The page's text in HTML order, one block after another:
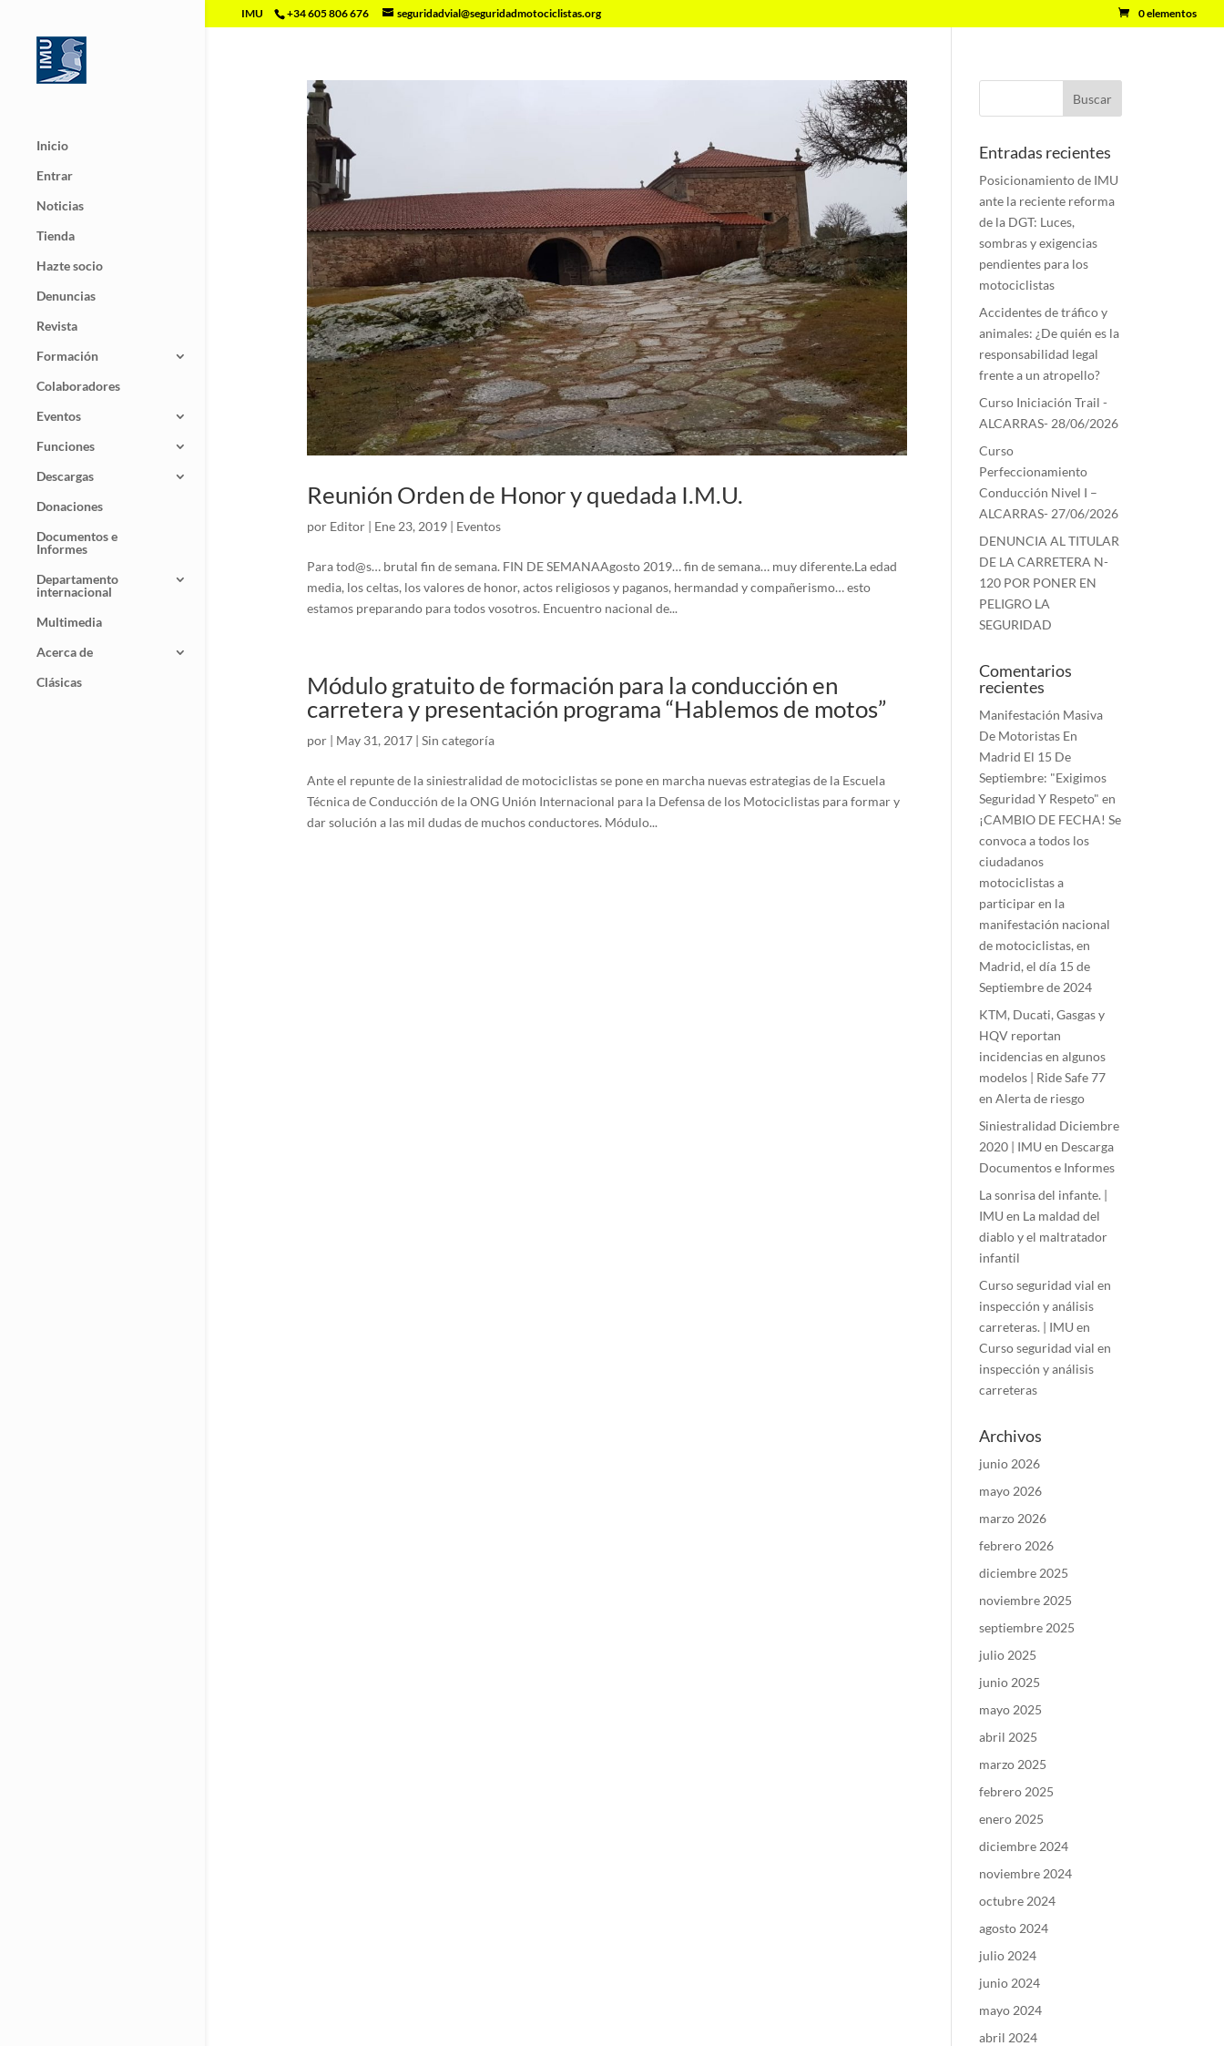
IMU +34 605 806 676 seguridadvial@seguridadmotociclistas.org 0 elementos
Inicio
Entrar
Noticias
Tienda
Hazte socio
Denuncias
Revista
Formación
Colaboradores
Eventos
Funciones
Descargas
Donaciones
Documentos e
Informes
Departamento
internacional
Multimedia
Acerca de
Clásicas
Reunión Orden de Honor y quedada I.M.U.
por Editor| Ene 23, 2019| Eventos
Para tod@s… brutal fin de semana. FIN DE SEMANAAgosto 2019… fin de semana… muy diferente.La edad
media, los celtas, los valores de honor, actos religiosos y paganos, hermandad y compañerismo… esto
estamos preparando para todos vosotros. Encuentro nacional de...
Módulo gratuito de formación para la conducción en
carretera y presentación programa “Hablemos de motos”
por | May 31, 2017| Sin categoría
Ante el repunte de la siniestralidad de motociclistas se pone en marcha nuevas estrategias de la Escuela
Técnica de Conducción de la ONG Unión Internacional para la Defensa de los Motociclistas para formar y
dar solución a las mil dudas de muchos conductores. Módulo...
Entradas recientes
Posicionamiento de IMU
ante la reciente reforma
de la DGT: Luces,
sombras y exigencias
pendientes para los
motociclistas
Accidentes de tráfico y
animales: ¿De quién es la
responsabilidad legal
frente a un atropello?
Curso Iniciación Trail -
ALCARRAS- 28/06/2026
Curso
Perfeccionamiento
Conducción Nivel I –
ALCARRAS- 27/06/2026
DENUNCIA AL TITULAR
DE LA CARRETERA N-
120 POR PONER EN
PELIGRO LA
SEGURIDAD
Comentarios
recientes
Manifestación Masiva
De Motoristas En
Madrid El 15 De
Septiembre: "Exigimos
Seguridad Y Respeto" en
¡CAMBIO DE FECHA! Se
convoca a todos los
ciudadanos
motociclistas a
participar en la
manifestación nacional
de motociclistas, en
Madrid, el día 15 de
Septiembre de 2024
KTM, Ducati, Gasgas y
HQV reportan
incidencias en algunos
modelos | Ride Safe 77
enAlerta de riesgo
Siniestralidad Diciembre
2020 | IMU en Descarga
Documentos e Informes
La sonrisa del infante. |
IMU en La maldad del
diablo y el maltratador
infantil
Curso seguridad vial en
inspección y análisis
carreteras. | IMU en
Curso seguridad vial en
inspección y análisis
carreteras
Archivos
junio 2026
mayo 2026
marzo 2026
febrero 2026
diciembre 2025
noviembre 2025
septiembre 2025
julio 2025
junio 2025
mayo 2025
abril 2025
marzo 2025
febrero 2025
enero 2025
diciembre 2024
noviembre 2024
octubre 2024
agosto 2024
julio 2024
junio 2024
mayo 2024
abril 2024